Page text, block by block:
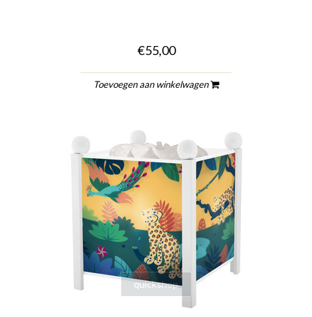
€55,00
Toevoegen aan winkelwagen
quickshop